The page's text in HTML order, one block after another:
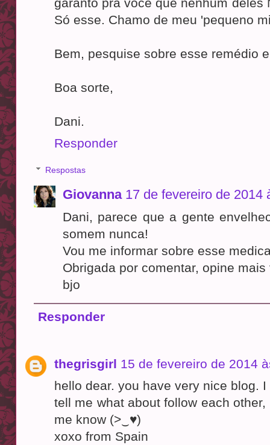
Só esse. Chamo de meu 'pequeno
Bem, pesquise sobre esse remédio
Boa sorte,
Dani.
Responder
Respostas
Giovanna 17 de fevereiro de 2014
Dani, parece que a gente
somem nunca!
Vou me informar sobre esse
Obrigada por comentar, opine mais
bjo
Responder
thegrisgirl 15 de fevereiro de 2014
hello dear. you have very nice blog.
tell me what about follow each
me know (>‿♥)
xoxo from Spain